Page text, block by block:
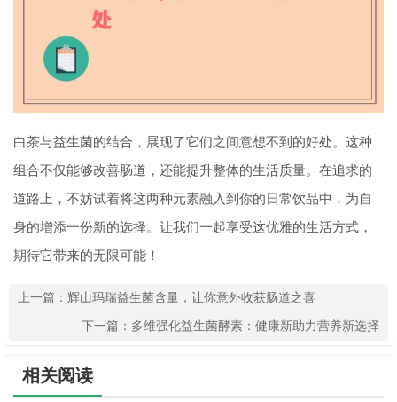
白茶与益生菌的结合，展现了它们之间意想不到的好处。这种
组合不仅能够改善肠道，还能提升整体的生活质量。在追求的
道路上，不妨试着将这两种元素融入到你的日常饮品中，为自
身的增添一份新的选择。让我们一起享受这优雅的生活方式，
期待它带来的无限可能！
上一篇：辉山玛瑞益生菌含量，让你意外收获肠道之喜
下一篇： 多维强化益生菌酵素：健康新助力营养新选择
相关阅读